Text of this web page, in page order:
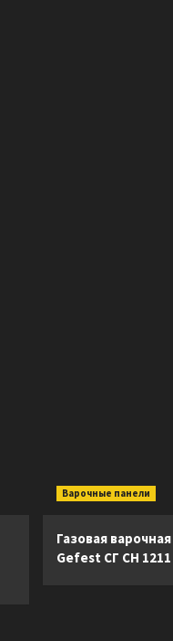
Варочные панели
Газовая
Gefest СГ СН